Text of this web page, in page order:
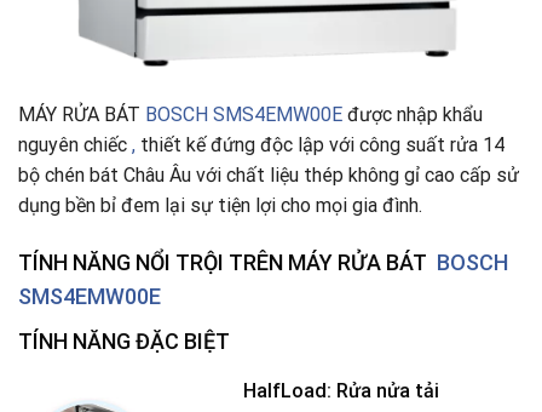
MÁY RỬA BÁT BOSCH SMS4EMW00E được nhập khẩu
nguyên chiếc , thiết kế đứng độc lập với công suất rửa 14
bộ chén bát Châu Âu với chất liệu thép không gỉ cao cấp sử
dụng bền bỉ đem lại sự tiện lợi cho mọi gia đình.
TÍNH NĂNG NỔI TRỘI TRÊN MÁY RỬA BÁT BOSCH
SMS4EMW00E
TÍNH NĂNG ĐẶC BIỆT
HalfLoad: Rửa nửa tải